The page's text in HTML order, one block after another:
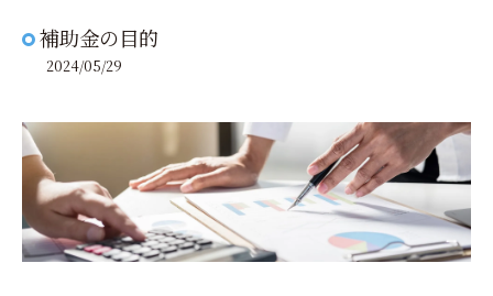
補助金の目的
2024/05/29